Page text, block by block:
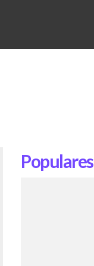
Populares